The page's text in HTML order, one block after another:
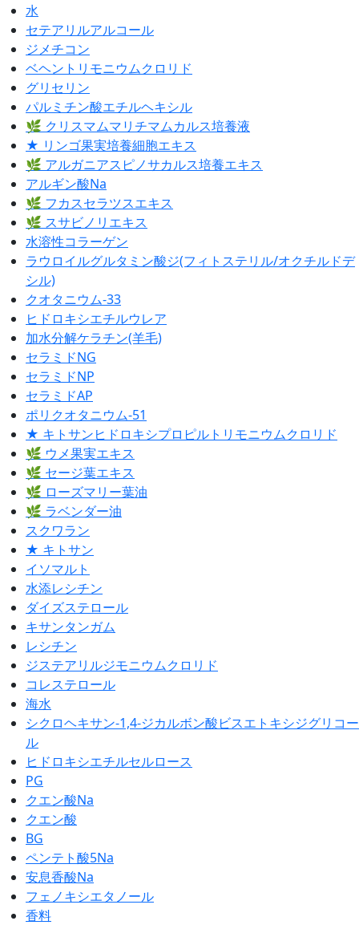
水
セテアリルアルコール
ジメチコン
ベヘントリモニウムクロリド
グリセリン
パルミチン酸エチルヘキシル
🌿 クリスマムマリチマムカルス培養液
★ リンゴ果実培養細胞エキス
🌿 アルガニアスピノサカルス培養エキス
アルギン酸Na
🌿 フカスセラツスエキス
🌿 スサビノリエキス
水溶性コラーゲン
ラウロイルグルタミン酸ジ(フィトステリル/オクチルドデ
シル)
クオタニウム-33
ヒドロキシエチルウレア
加水分解ケラチン(羊毛)
セラミドNG
セラミドNP
セラミドAP
ポリクオタニウム-51
★ キトサンヒドロキシプロピルトリモニウムクロリド
🌿 ウメ果実エキス
🌿 セージ葉エキス
🌿 ローズマリー葉油
🌿 ラベンダー油
スクワラン
★ キトサン
イソマルト
水添レシチン
ダイズステロール
キサンタンガム
レシチン
ジステアリルジモニウムクロリド
コレステロール
海水
シクロヘキサン-1,4-ジカルボン酸ビスエトキシジグリコー
ル
ヒドロキシエチルセルロース
PG
クエン酸Na
クエン酸
BG
ペンテト酸5Na
安息香酸Na
フェノキシエタノール
香料